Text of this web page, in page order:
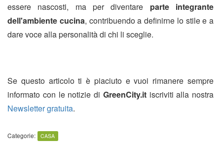
essere nascosti, ma per diventare parte integrante
dell'ambiente cucina, contribuendo a definirne lo stile e a
dare voce alla personalità di chi li sceglie.
Se questo articolo ti è piaciuto e vuoi rimanere sempre
informato con le notizie di GreenCity.itiscriviti alla nostra
Newsletter gratuita.
Categorie: CASA